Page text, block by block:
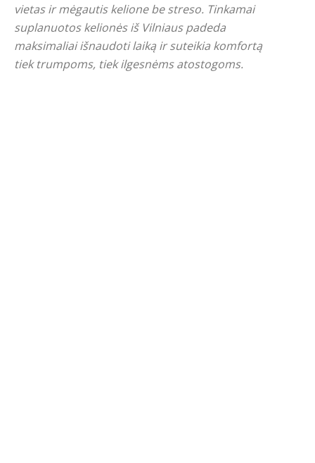
vietas ir mėgautis kelione be streso. Tinkamai
suplanuotos kelionės iš Vilniaus padeda
maksimaliai išnaudoti laiką ir suteikia komfortą
tiek trumpoms, tiek ilgesnėms atostogoms.